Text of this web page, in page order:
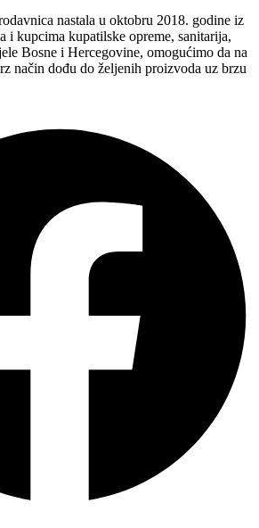
nastala u oktobru 2018. godine iz
i kupcima kupatilske opreme, sanitarija,
Bosne i Hercegovine, omogućimo da na
način dođu do željenih proizvoda uz brzu